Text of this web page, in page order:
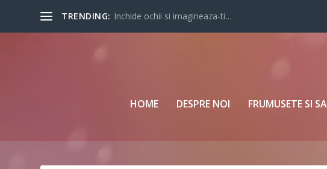
TRENDING: Inchide ochii si imagineaza-ti…
HOME DESPRE NOI FRUMUSETE SI